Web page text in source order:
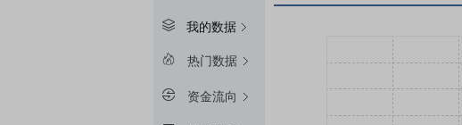
我的数据
热门数据
资金流向